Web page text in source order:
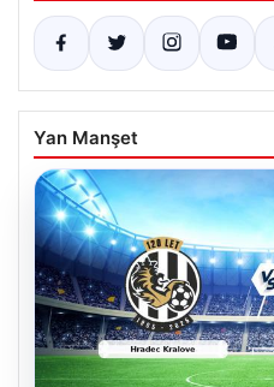
Yan Manşet